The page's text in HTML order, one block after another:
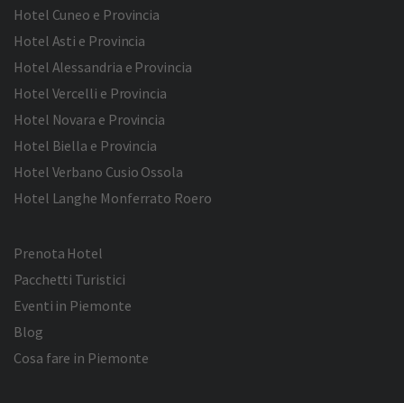
Hotel Cuneo e Provincia
Hotel Asti e Provincia
Hotel Alessandria e Provincia
Hotel Vercelli e Provincia
Hotel Novara e Provincia
Hotel Biella e Provincia
Hotel Verbano Cusio Ossola
Hotel Langhe Monferrato Roero
Prenota Hotel
Pacchetti Turistici
Eventi in Piemonte
Blog
Cosa fare in Piemonte